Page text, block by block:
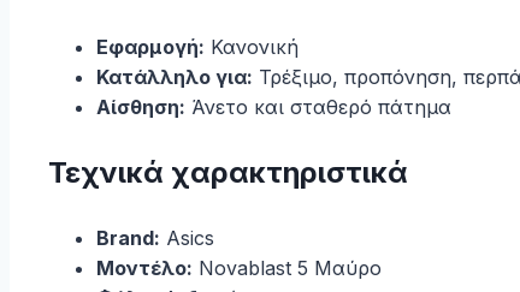
Εφαρμογή: Κανονική
Κατάλληλο για: Τρέξιμο, προπόνηση,
Αίσθηση: Άνετο και σταθερό πάτημα
Τεχνικά χαρακτηριστικά
Brand: Asics
Μοντέλο: Novablast 5 Μαύρο